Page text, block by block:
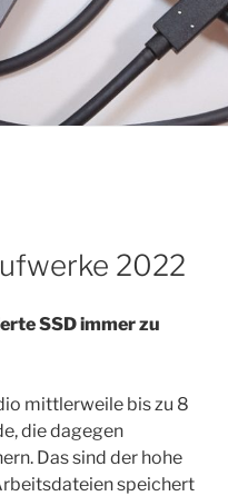
2022
SSD immer zu
mittlerweile bis zu 8
die dagegen
Das sind der hohe
speichert